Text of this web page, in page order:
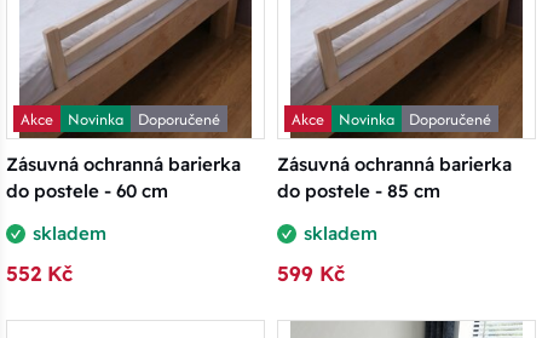
Akce Novinka
Doporučené
Zásuvná ochranná barierka
do postele - 60 cm
skladem
552 Kč
Akce Novinka
Doporučené
Zásuvná ochranná barierka
do postele - 85 cm
skladem
599 Kč